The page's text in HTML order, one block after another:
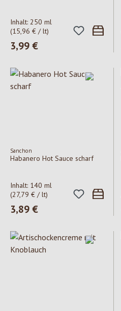
Inhalt: 250 ml
(15,96 € / lt)
Regulärer Preis:
3,99 €
Sanchon
Habanero Hot Sauce scharf
Inhalt: 140 ml
(27,79 € / lt)
Regulärer Preis:
3,89 €